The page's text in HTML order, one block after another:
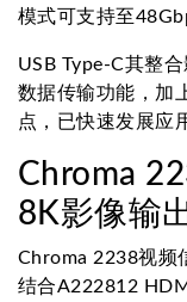
模式可支持至
USB Type-C其整
数据传输功能，加
点，已快速发展应
Chroma
8K影像输
Chroma 2238视频
结合A222812